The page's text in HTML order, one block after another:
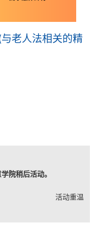
老人法相关的精
院稍后活动。
活动重温